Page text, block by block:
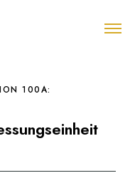
O
100A: